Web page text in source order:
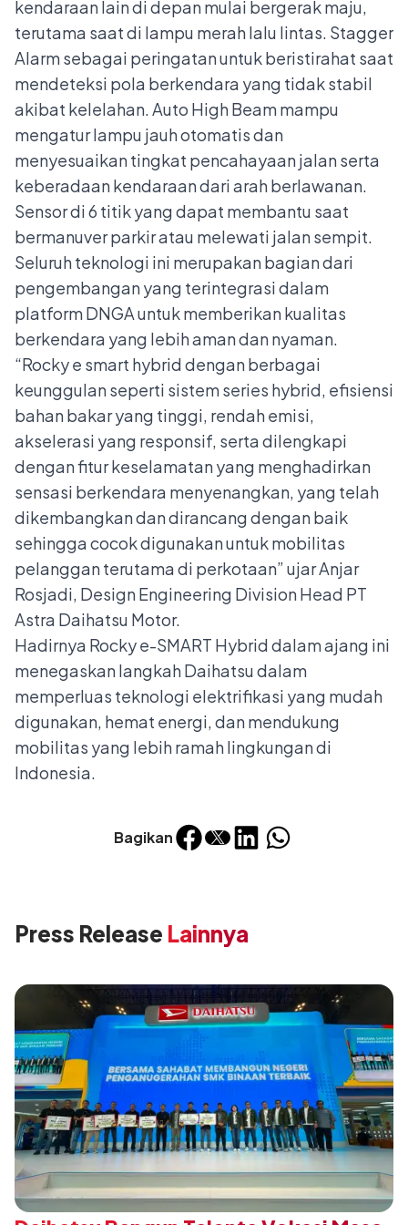
Bagikan
kendaraan lain di depan mulai bergerak maju,
terutama saat di lampu merah lalu lintas. Stagger
Alarm sebagai peringatan untuk beristirahat saat
mendeteksi pola berkendara yang tidak stabil
akibat kelelahan. Auto High Beam mampu
mengatur lampu jauh otomatis dan
menyesuaikan tingkat pencahayaan jalan serta
keberadaan kendaraan dari arah berlawanan.
Sensor di 6 titik yang dapat membantu saat
bermanuver parkir atau melewati jalan sempit.
Seluruh teknologi ini merupakan bagian dari
pengembangan yang terintegrasi dalam
platform DNGA untuk memberikan kualitas
berkendara yang lebih aman dan nyaman.
“Rocky e smart hybrid dengan berbagai
keunggulan seperti sistem series hybrid, efisiensi
bahan bakar yang tinggi, rendah emisi,
akselerasi yang responsif, serta dilengkapi
dengan fitur keselamatan yang menghadirkan
sensasi berkendara menyenangkan, yang telah
dikembangkan dan dirancang dengan baik
sehingga cocok digunakan untuk mobilitas
pelanggan terutama di perkotaan” ujar Anjar
Rosjadi, Design Engineering Division Head PT
Astra Daihatsu Motor.
Hadirnya Rocky e-SMART Hybrid dalam ajang ini
menegaskan langkah Daihatsu dalam
memperluas teknologi elektrifikasi yang mudah
digunakan, hemat energi, dan mendukung
mobilitas yang lebih ramah lingkungan di
Indonesia.
Press Release Lainnya